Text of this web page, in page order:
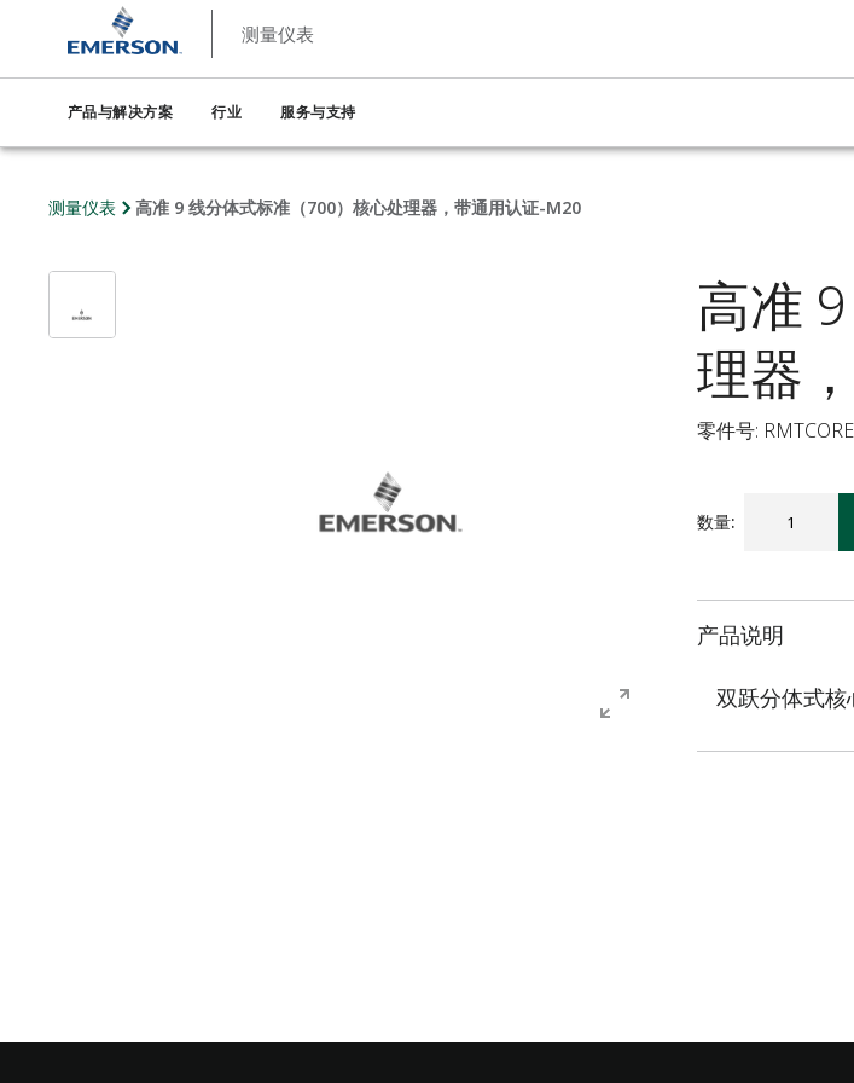
测量仪表
产品与解决方案 行业 服务与支持
测量仪表 高准 9 线分体式标准（700）核心处理器，带通用认证-M20
高准
理器
零件号:
数量:
产品说明
双跃分体式